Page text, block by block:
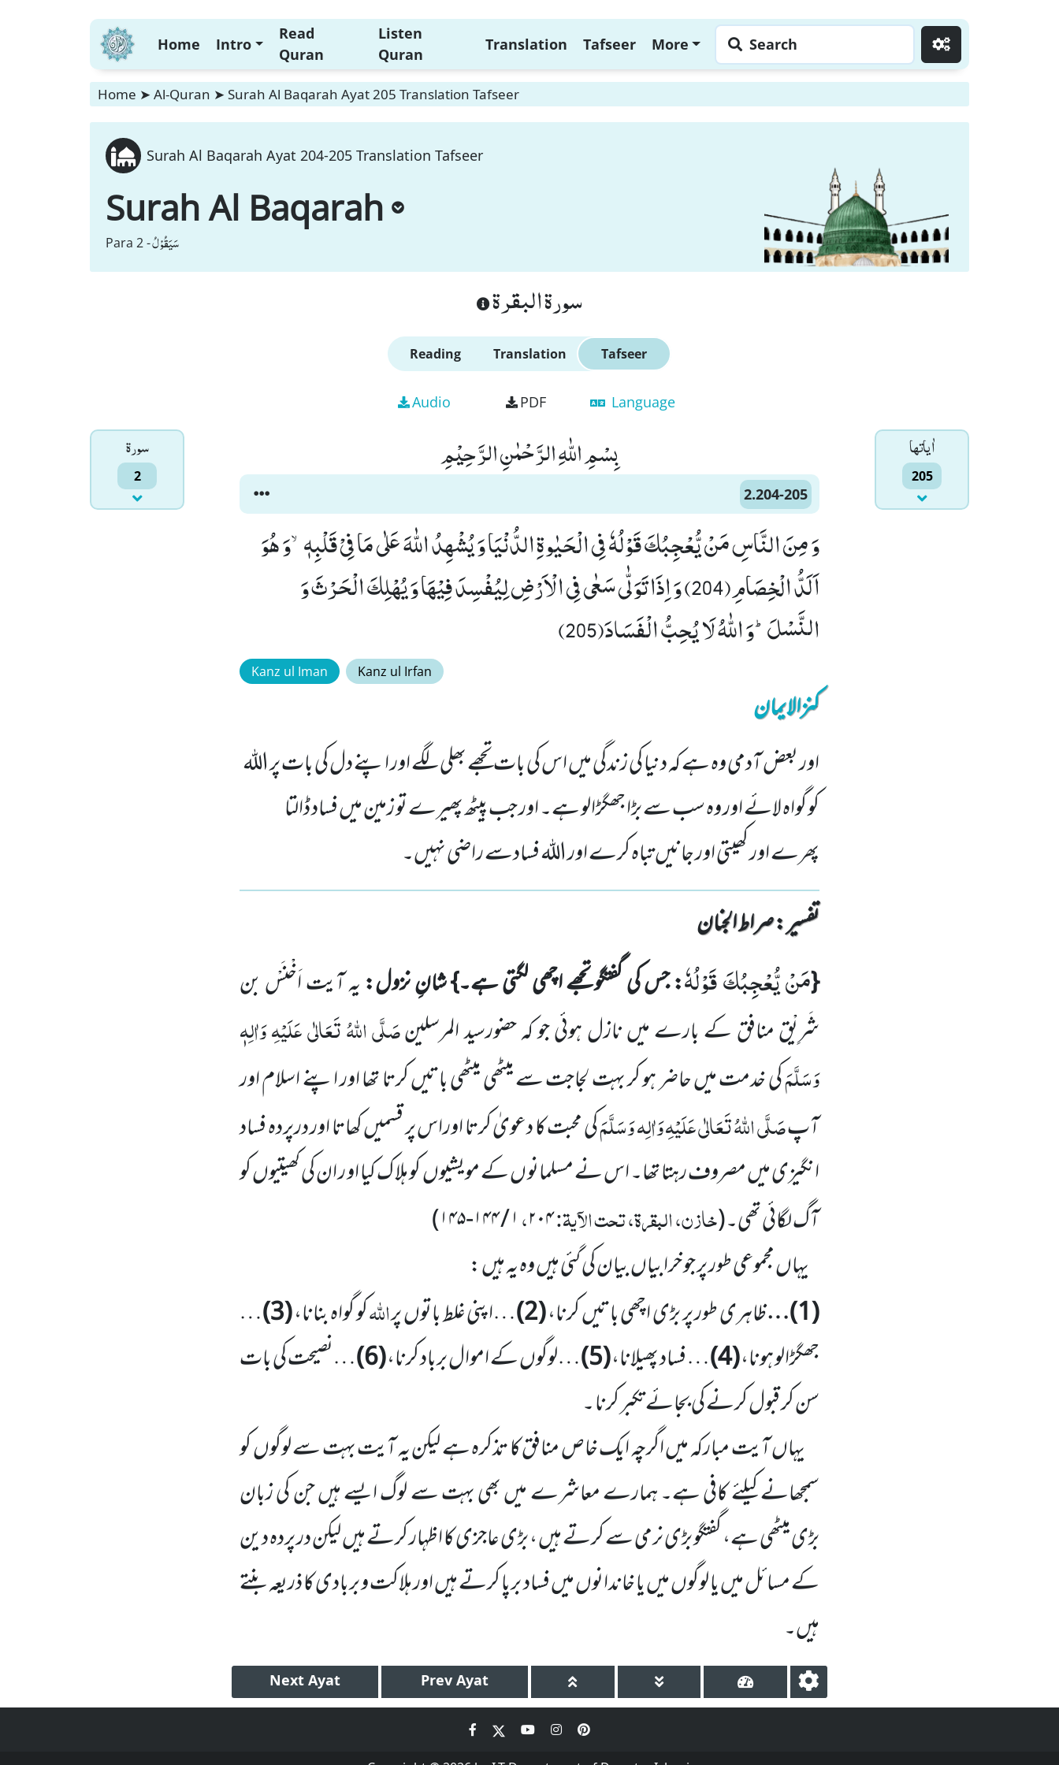
Home Intro
Read
Quran
Listen
Quran
Translation Tafseer More Search
Home ➤ Al-Quran ➤ Surah Al Baqarah Ayat 205 Translation Tafseer
Surah Al Baqarah Ayat 204-205 Translation Tafseer
Surah Al Baqarah
Para 2 -سَیَقُوْلُ
سورة البقرة
Reading Translation Tafseer
Audio PDF Language
سورۃ
2
اٰياتها
205
بِسْمِ اللّٰهِ الرَّحْمٰنِ الرَّحِیْمِ
2.204-205
وَ مِنَ النَّاسِ مَنْ یُّعْجِبُكَ قَوْلُهٗ فِی الْحَیٰوةِ الدُّنْیَا وَ یُشْهِدُ اللّٰهَ عَلٰى مَا فِیْ قَلْبِهٖۙ-وَ هُوَ
اَلَدُّ الْخِصَامِ(204) وَ اِذَا تَوَلّٰى سَعٰى فِی الْاَرْضِ لِیُفْسِدَ فِیْهَا وَ یُهْلِكَ الْحَرْثَ وَ
النَّسْلَؕ-وَ اللّٰهُ لَا یُحِبُّ الْفَسَادَ(205)
Kanz ul Iman Kanz ul Irfan
کنزالایمان
اور بعض آدمی وہ ہے کہ دنیا کی زندگی میں اس کی بات تجھے بھلی لگے اور اپنے دل کی بات پر اللہ
کو گواہ لائے اور وہ سب سے بڑا جھگڑالو ہے۔ اور جب پیٹھ پھیرے تو زمین میں فساد ڈالتا
پھرے اور کھیتی اور جانیں تباہ کرے اور اللہ فسادسے راضی نہیں۔
تفسیر : ‎صراط الجنان
{مَنْ یُّعْجِبُكَ قَوْلُهٗ: جس کی گفتگو تجھے اچھی لگتی ہے۔} شانِ نزول:یہ آیت اَخْنَسْ بن
شَرِیْق منافق کے بارے میں نازل ہوئی جو کہ حضورسید المرسلینصَلَّی اللہُ تَعَالٰی عَلَیْہِ وَاٰلِہٖ
وَسَلَّمَکی خدمت میں حاضر ہو کر بہت لجاجت سے میٹھی میٹھیباتیں کرتا تھا اور اپنے اسلام اور
آپصَلَّی اللہُ تَعَالٰی عَلَیْہِ وَاٰلِہ وَسَلَّمَکی محبت کا دعویٰ کرتا اوراس پر قسمیں کھاتا اور درپردہفساد
انگیزی میں مصروف رہتا تھا۔ اس نے مسلمانو ں کے مویشیوں کو ہلا ک کیا او ر ان کی کھیتیوں کو
آگ لگائی تھی۔(خازن، البقرۃ، تحت الآیۃ:۲۰۴،۱ / ۱۴۴-۱۴۵
)
یہاں مجموعی طور پر جو خرابیاں بیان کی گئی ہیں وہ یہ ہیں :
(
1
)…ظاہری طور پر بڑی اچھی باتیں کرنا،(
2
)…اپنی غلط باتوں پراللہکو گواہ بنانا،(
3
)
…
جھگڑالو ہونا،(
4
)… فساد پھیلانا،(
5
)…لوگوں کے اموال برباد کرنا،(
6
)…نصیحت کی بات
سن کر قبول کرنے کی بجائے تکبر کرنا ۔
یہاں آیت مبارکہ میں اگرچہ ایک خاص منافق کا تذکرہ ہے لیکن یہ آیت بہت سے لوگوں کو
سمجھانے کیلئے کافی ہے۔ ہمارے معاشرے میں بھی بہت سے لوگ ایسے ہیں جن کی زبان
بڑی میٹھی ہے، گفتگو بڑی نرمی سے کرتے ہیں ،بڑی عاجزی کا اظہار کرتے ہیں لیکن در پردہ دین
کے مسائل میں یا لوگوں میں یا خاندانوں میں فساد برپا کرتے ہیں اور ہلاکت و بربادی کا ذریعہ بنتے
ہیں۔
Next Ayat Prev Ayat